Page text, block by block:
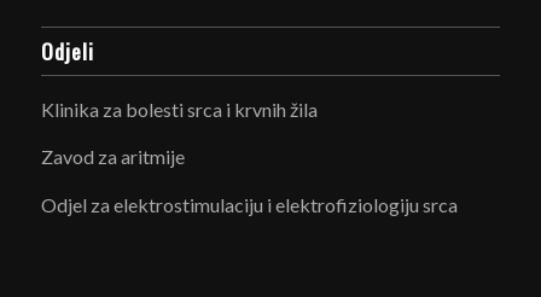
Odjeli
Klinika za bolesti srca i krvnih žila
Zavod za aritmije
Odjel za elektrostimulaciju i elektrofiziologiju srca